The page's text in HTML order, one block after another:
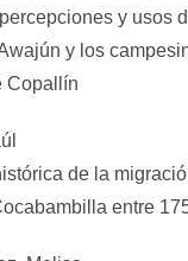
y usos
y los
Copallín
de la
entre